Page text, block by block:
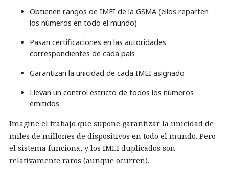
Obtienen rangos de IMEI de la GSMA (ellos reparten
los números en todo el mundo)
Pasan certificaciones en las autoridades
correspondientes de cada país
Garantizan la unicidad de cada IMEI asignado
Llevan un control estricto de todos los números
emitidos
Imagine el trabajo que supone garantizar la unicidad de
miles de millones de dispositivos en todo el mundo. Pero
el sistema funciona, y los IMEI duplicados son
relativamente raros (aunque ocurren).